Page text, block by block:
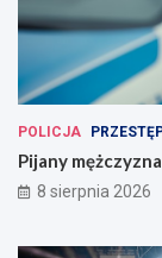
POLICJA
Pijany
8 sierpnia 2026